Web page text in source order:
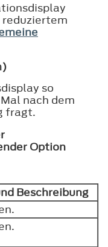
reduziertem
so
nach dem
fragt.
Option
Beschreibung